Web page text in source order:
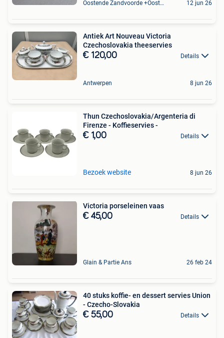
Oostende Zandvoorde +Oostende 12 jun 26
Antiek Art Nouveau Victoria
Czechoslovakia theeservies
€ 120,00 Details
Antwerpen 8 jun 26
Thun Czechoslovakia/Argenteria di
Firenze - Koffieservies -
€ 1,00 Details
Bezoek website 8 jun 26
Victoria porseleinen vaas
€ 45,00 Details
Glain & Partie Ans 26 feb 24
40 stuks koffie- en dessert servies Union
- Czecho-Slovakia
€ 55,00 Details